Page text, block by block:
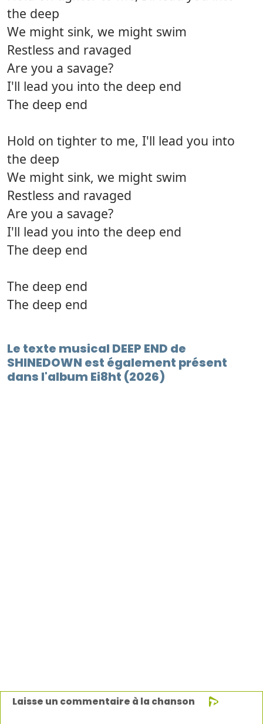
the deep
We might sink, we might swim
Restless and ravaged
Are you a savage?
I'll lead you into the deep end
The deep end
Hold on tighter to me, I'll lead you into
the deep
We might sink, we might swim
Restless and ravaged
Are you a savage?
I'll lead you into the deep end
The deep end
The deep end
The deep end
Le texte musical DEEP END de
SHINEDOWN est également présent
dans l'album Ei8ht (2026)
Laisse un commentaire à la chanson